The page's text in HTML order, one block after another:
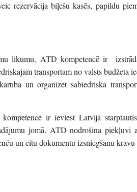
rezervācija biļešu kasēs, papildu
likumu, ATD kompetencē ir
transportam no valsts budžeta
un organizēt sabiedriskā
ir ieviest Latvijā
jomā. ATD nodrošina piekļuvi
un citu dokumentu izsniegšanu